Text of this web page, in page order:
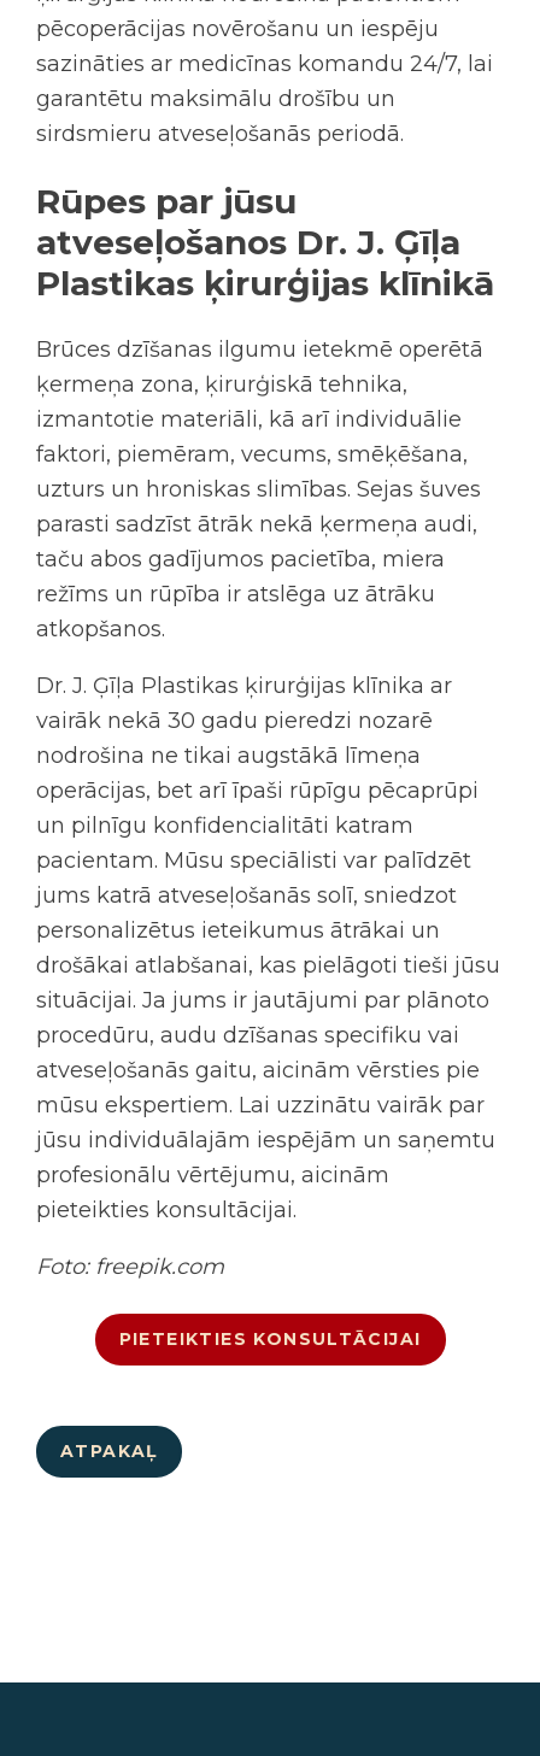
pēcoperācijas novērošanu un iespēju
sazināties ar medicīnas komandu 24/7, lai
garantētu maksimālu drošību un
sirdsmieru atveseļošanās periodā.
Rūpes par jūsu
atveseļošanos Dr. J. Ģīļa
Plastikas ķirurģijas klīnikā
Brūces dzīšanas ilgumu ietekmē operētā
ķermeņa zona, ķirurģiskā tehnika,
izmantotie materiāli, kā arī individuālie
faktori, piemēram, vecums, smēķēšana,
uzturs un hroniskas slimības. Sejas šuves
parasti sadzīst ātrāk nekā ķermeņa audi,
taču abos gadījumos pacietība, miera
režīms un rūpība ir atslēga uz ātrāku
atkopšanos.
Dr. J. Ģīļa Plastikas ķirurģijas klīnika ar
vairāk nekā 30 gadu pieredzi nozarē
nodrošina ne tikai augstākā līmeņa
operācijas, bet arī īpaši rūpīgu pēcaprūpi
un pilnīgu konfidencialitāti katram
pacientam. Mūsu speciālisti var palīdzēt
jums katrā atveseļošanās solī, sniedzot
personalizētus ieteikumus ātrākai un
drošākai atlabšanai, kas pielāgoti tieši jūsu
situācijai. Ja jums ir jautājumi par plānoto
procedūru, audu dzīšanas specifiku vai
atveseļošanās gaitu, aicinām vērsties pie
mūsu ekspertiem. Lai uzzinātu vairāk par
jūsu individuālajām iespējām un saņemtu
profesionālu vērtējumu, aicinām
pieteikties konsultācijai.
Foto: freepik.com
PIETEIKTIES KONSULTĀCIJAI
ATPAKAĻ